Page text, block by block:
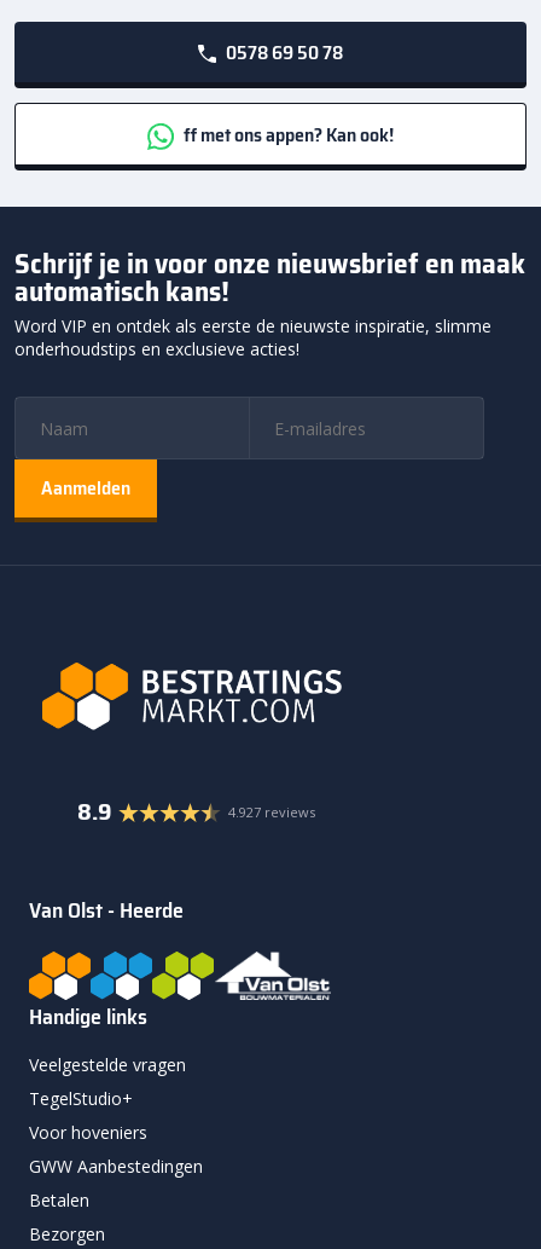
0578 69 50 78
ff met ons appen? Kan ook!
Schrijf je in voor onze nieuwsbrief en maak
automatisch kans!
Word VIP en ontdek als eerste de nieuwste inspiratie, slimme
onderhoudstips en exclusieve acties!
8.9 4.927 reviews
Van Olst - Heerde
Handige links
Veelgestelde vragen
TegelStudio+
Voor hoveniers
GWW Aanbestedingen
Betalen
Bezorgen